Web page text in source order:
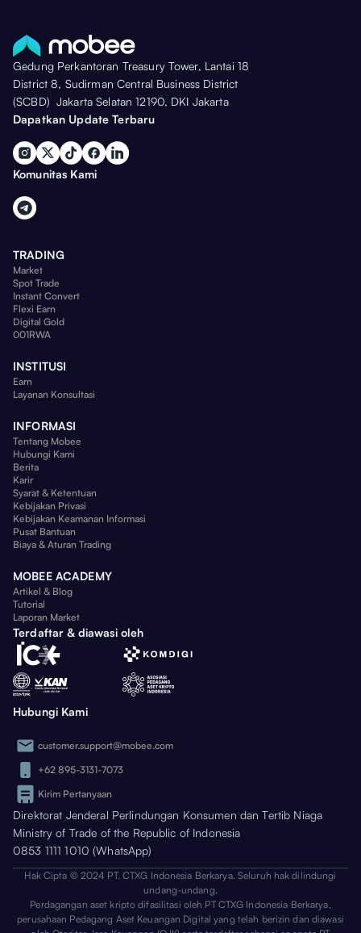
Gedung Perkantoran Treasury Tower, Lantai 18
District 8, Sudirman Central Business District
(SCBD) Jakarta Selatan 12190, DKI Jakarta
Dapatkan Update Terbaru
Komunitas Kami
TRADING
Market
Spot Trade
Instant Convert
Flexi Earn
Digital Gold
001RWA
INSTITUSI
Earn
Layanan Konsultasi
INFORMASI
Tentang Mobee
Hubungi Kami
Berita
Karir
Syarat & Ketentuan
Kebijakan Privasi
Kebijakan Keamanan Informasi
Pusat Bantuan
Biaya & Aturan Trading
MOBEE ACADEMY
Artikel & Blog
Tutorial
Laporan Market
Terdaftar & diawasi oleh
Hubungi Kami
customer.support@mobee.com
+62 895-3131-7073
Kirim Pertanyaan
Direktorat Jenderal Perlindungan Konsumen dan Tertib Niaga
Ministry of Trade of the Republic of Indonesia
0853 1111 1010 (WhatsApp)
Hak Cipta © 2024 PT. CTXG Indonesia Berkarya. Seluruh hak dilindungi
undang-undang.
Perdagangan aset kripto difasilitasi oleh PT CTXG Indonesia Berkarya,
perusahaan Pedagang Aset Keuangan Digital yang telah berizin dan diawasi